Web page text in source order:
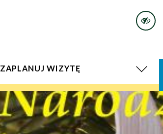
ZAPLANUJ WIZYTĘ